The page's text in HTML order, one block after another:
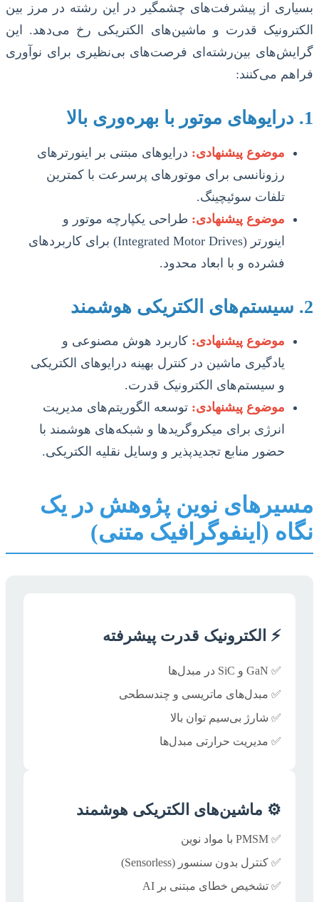
بسیاری از پیشرفت‌های چشمگیر در این رشته در مرز بین
الکترونیک قدرت و ماشین‌های الکتریکی رخ می‌دهد. این
گرایش‌های بین‌رشته‌ای فرصت‌های بی‌نظیری برای نوآوری
فراهم می‌کنند:
1. درایوهای موتور با بهره‌وری بالا
موضوع پیشنهادی: درایوهای مبتنی بر اینورترهای
رزونانسی برای موتورهای پرسرعت با کمترین
تلفات سوئیچینگ.
موضوع پیشنهادی: طراحی یکپارچه موتور و
اینورتر (Integrated Motor Drives) برای کاربردهای
فشرده و با ابعاد محدود.
2. سیستم‌های الکتریکی هوشمند
موضوع پیشنهادی: کاربرد هوش مصنوعی و
یادگیری ماشین در کنترل بهینه درایوهای الکتریکی
و سیستم‌های الکترونیک قدرت.
موضوع پیشنهادی: توسعه الگوریتم‌های مدیریت
انرژی برای میکروگریدها و شبکه‌های هوشمند با
حضور منابع تجدیدپذیر و وسایل نقلیه الکتریکی.
مسیرهای نوین پژوهش در یک
نگاه (اینفوگرافیک متنی)
⚡️ الکترونیک قدرت پیشرفته
✅ GaN و SiC در مبدل‌ها
✅ مبدل‌های ماتریسی و چندسطحی
✅ شارژ بی‌سیم توان بالا
✅ مدیریت حرارتی مبدل‌ها
⚙️ ماشین‌های الکتریکی هوشمند
✅ PMSM با مواد نوین
✅ کنترل بدون سنسور (Sensorless)
✅ تشخیص خطای مبتنی بر AI